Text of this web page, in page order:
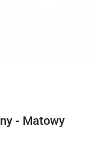
- Matowy